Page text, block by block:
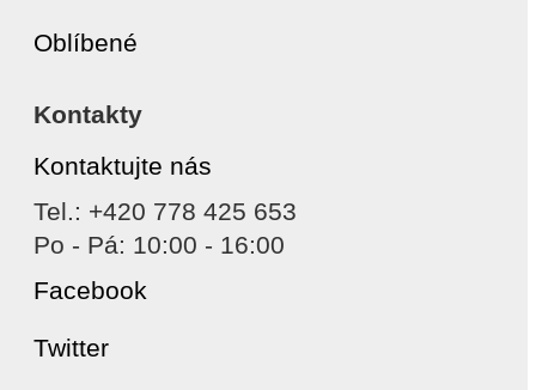
Oblíbené
Kontakty
Kontaktujte nás
Tel.: +420 778 425 653
Po - Pá: 10:00 - 16:00
Facebook
Twitter